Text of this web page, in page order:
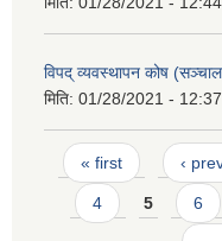
विपद् व्यवस्थापन कोष
मिति: 01/28/2021 - 12:37
Pages
« first ‹
4 5 6